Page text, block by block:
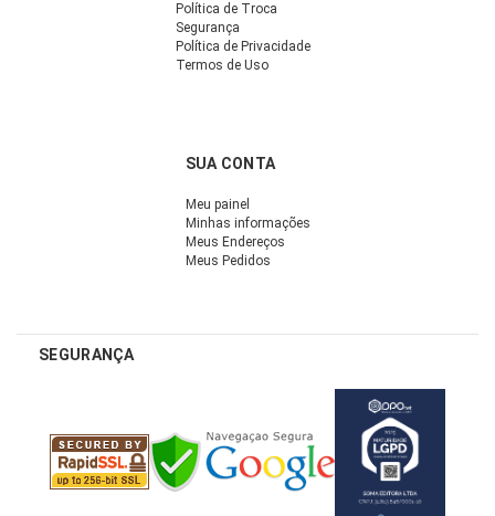
Política de Troca
Segurança
Política de Privacidade
Termos de Uso
SUA CONTA
Meu painel
Minhas informações
Meus Endereços
Meus Pedidos
SEGURANÇA